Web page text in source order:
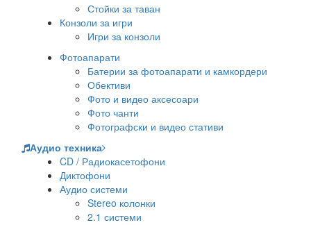
Стойки за таван
Конзоли за игри
Игри за конзоли
Фотоапарати
Батерии за фотоапарати и камкордери
Обективи
Фото и видео аксесоари
Фото чанти
Фотографски и видео стативи
Аудио техника
CD / Радиокасетофони
Диктофони
Аудио системи
Stereo колонки
2.1 системи